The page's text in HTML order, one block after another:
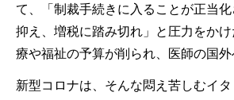
て、「制裁手続きに入ることが正当
抑え、増税に踏み切れ」と圧力をか
療や福祉の予算が削られ、医師の国外
新型コロナは、そんな悶え苦しむイ